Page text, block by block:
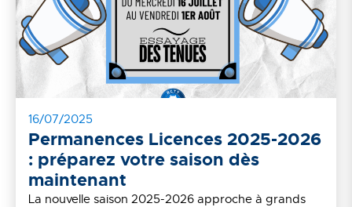
16/07/2025
Permanences Licences 2025-2026
: préparez votre saison dès
maintenant
La nouvelle saison 2025-2026 approche à grands